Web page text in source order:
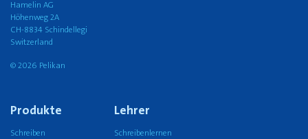
Hamelin AG
Höhenweg 2A
CH-8834 Schindellegi
Switzerland
© 2026 Pelikan
Produkte
Schreiben
Lehrer
Schreibenlernen